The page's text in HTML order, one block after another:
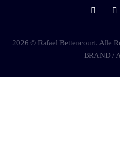
2026 © Rafael Bettencourt. Alle
BRAND /